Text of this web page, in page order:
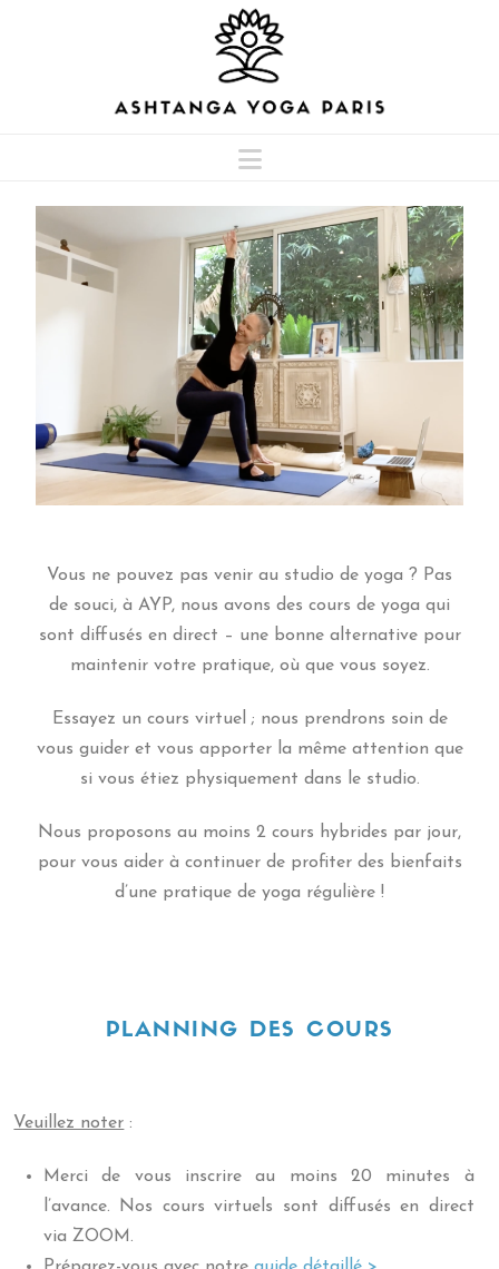
Navigation
Vous ne pouvez pas venir au studio de yoga ? Pas
de souci, à AYP, nous avons des cours de yoga qui
sont diffusés en direct – une bonne alternative pour
maintenir votre pratique, où que vous soyez.
Essayez un cours virtuel ; nous prendrons soin de
vous guider et vous apporter la même attention que
si vous étiez physiquement dans le studio.
Nous proposons au moins 2 cours hybrides par jour,
pour vous aider à continuer de profiter des bienfaits
d’une pratique de yoga régulière !
PLANNING DES COURS
Veuillez noter :
Merci de vous inscrire au moins 20 minutes à
l’avance. Nos cours virtuels sont diffusés en direct
via ZOOM.